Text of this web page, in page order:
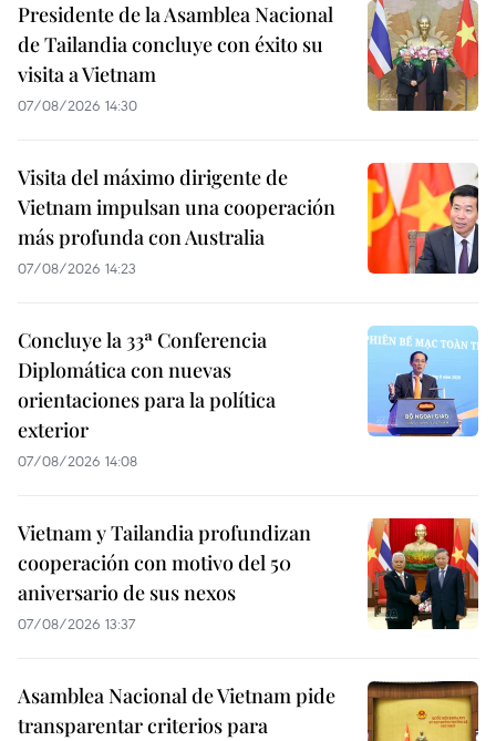
Presidente de la Asamblea Nacional
de Tailandia concluye con éxito su
visita a Vietnam
07/08/2026 14:30
Visita del máximo dirigente de
Vietnam impulsan una cooperación
más profunda con Australia
07/08/2026 14:23
Concluye la 33ª Conferencia
Diplomática con nuevas
orientaciones para la política
exterior
07/08/2026 14:08
Vietnam y Tailandia profundizan
cooperación con motivo del 50
aniversario de sus nexos
07/08/2026 13:37
Asamblea Nacional de Vietnam pide
transparentar criterios para